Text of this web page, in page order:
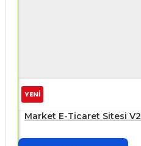
YENİ
Market E-Ticaret Sitesi V2